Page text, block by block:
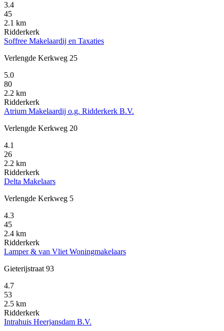
3.4
45
2.1 km
Ridderkerk
Soffree Makelaardij en Taxaties
Verlengde Kerkweg 25
5.0
80
2.2 km
Ridderkerk
Atrium Makelaardij o.g. Ridderkerk B.V.
Verlengde Kerkweg 20
4.1
26
2.2 km
Ridderkerk
Delta Makelaars
Verlengde Kerkweg 5
4.3
45
2.4 km
Ridderkerk
Lamper & van Vliet Woningmakelaars
Gieterijstraat 93
4.7
53
2.5 km
Ridderkerk
Intrahuis Heerjansdam B.V.